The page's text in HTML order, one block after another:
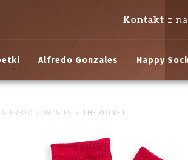
Kontakt z
Alfredo Gonzales Happy
ALFREDO GONZALES > THE ROCKET